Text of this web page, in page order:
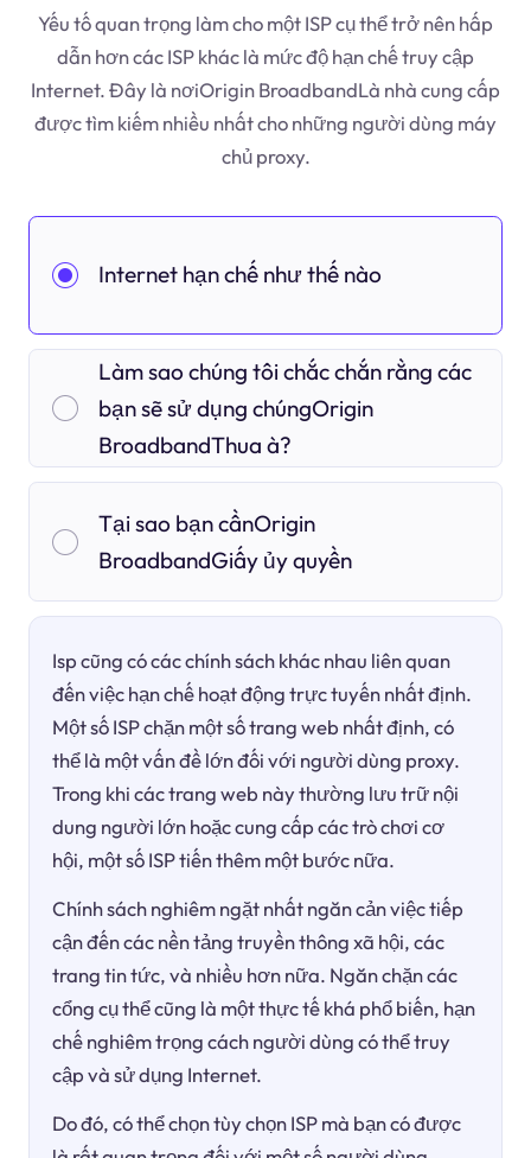
Yếu tố quan trọng làm cho một ISP cụ thể trở nên hấp
dẫn hơn các ISP khác là mức độ hạn chế truy cập
Internet. Đây là nơiOrigin BroadbandLà nhà cung cấp
được tìm kiếm nhiều nhất cho những người dùng máy
chủ proxy.
Internet hạn chế như thế nào
Làm sao chúng tôi chắc chắn rằng các
bạn sẽ sử dụng chúngOrigin
BroadbandThua à?
Tại sao bạn cầnOrigin
BroadbandGiấy ủy quyền
Isp cũng có các chính sách khác nhau liên quan
đến việc hạn chế hoạt động trực tuyến nhất định.
Một số ISP chặn một số trang web nhất định, có
thể là một vấn đề lớn đối với người dùng proxy.
Trong khi các trang web này thường lưu trữ nội
dung người lớn hoặc cung cấp các trò chơi cơ
hội, một số ISP tiến thêm một bước nữa.
Chính sách nghiêm ngặt nhất ngăn cản việc tiếp
cận đến các nền tảng truyền thông xã hội, các
trang tin tức, và nhiều hơn nữa. Ngăn chặn các
cổng cụ thể cũng là một thực tế khá phổ biến, hạn
chế nghiêm trọng cách người dùng có thể truy
cập và sử dụng Internet.
Do đó, có thể chọn tùy chọn ISP mà bạn có được